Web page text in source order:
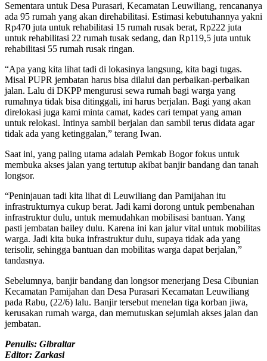
Sementara untuk Desa Purasari, Kecamatan Leuwiliang, rencananya
ada 95 rumah yang akan direhabilitasi. Estimasi kebutuhannya yakni
Rp470 juta untuk rehabilitasi 15 rumah rusak berat, Rp222 juta
untuk rehabilitasi 22 rumah tusak sedang, dan Rp119,5 juta untuk
rehabilitasi 55 rumah rusak ringan.
“Apa yang kita lihat tadi di lokasinya langsung, kita bagi tugas.
Misal PUPR jembatan harus bisa dilalui dan perbaikan-perbaikan
jalan. Lalu di DKPP mengurusi sewa rumah bagi warga yang
rumahnya tidak bisa ditinggali, ini harus berjalan. Bagi yang akan
direlokasi juga kami minta camat, kades cari tempat yang aman
untuk relokasi. Intinya sambil berjalan dan sambil terus didata agar
tidak ada yang ketinggalan,” terang Iwan.
Saat ini, yang paling utama adalah Pemkab Bogor fokus untuk
membuka akses jalan yang tertutup akibat banjir bandang dan tanah
longsor.
“Peninjauan tadi kita lihat di Leuwiliang dan Pamijahan itu
infrastrukturnya cukup berat. Jadi kami dorong untuk pembenahan
infrastruktur dulu, untuk memudahkan mobilisasi bantuan. Yang
pasti jembatan bailey dulu. Karena ini kan jalur vital untuk mobilitas
warga. Jadi kita buka infrastruktur dulu, supaya tidak ada yang
terisolir, sehingga bantuan dan mobilitas warga dapat berjalan,”
tandasnya.
Sebelumnya, banjir bandang dan longsor menerjang Desa Cibunian
Kecamatan Pamijahan dan Desa Purasari Kecamatan Leuwiliang
pada Rabu, (22/6) lalu. Banjir tersebut menelan tiga korban jiwa,
kerusakan rumah warga, dan memutuskan sejumlah akses jalan dan
jembatan.
Penulis: Gibraltar
Editor: Zarkasi